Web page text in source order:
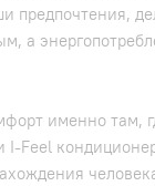
предпочтения,
а
именно там,
I‑Feel